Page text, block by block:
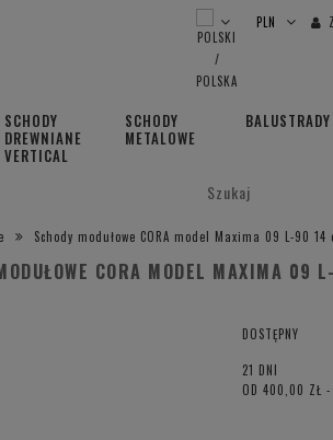
SCHODY
DREWNIANE
VERTICAL
SCHODY
METALOWE
BALUSTRADY
Schody modułowe CORA model Maxima 09 L-90 14
CORA MODEL MAXIMA 09
DOSTĘPNY
21 DNI
OD 400,00 ZŁ -